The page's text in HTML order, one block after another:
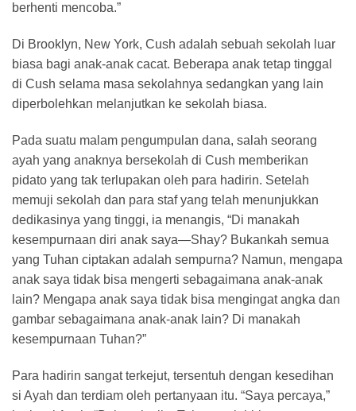
berhenti mencoba.”
Di Brooklyn, New York, Cush adalah sebuah sekolah luar
biasa bagi anak-anak cacat. Beberapa anak tetap tinggal
di Cush selama masa sekolahnya sedangkan yang lain
diperbolehkan melanjutkan ke sekolah biasa.
Pada suatu malam pengumpulan dana, salah seorang
ayah yang anaknya bersekolah di Cush memberikan
pidato yang tak terlupakan oleh para hadirin. Setelah
memuji sekolah dan para staf yang telah menunjukkan
dedikasinya yang tinggi, ia menangis, “Di manakah
kesempurnaan diri anak saya—Shay? Bukankah semua
yang Tuhan ciptakan adalah sempurna? Namun, mengapa
anak saya tidak bisa mengerti sebagaimana anak-anak
lain? Mengapa anak saya tidak bisa mengingat angka dan
gambar sebagaimana anak-anak lain? Di manakah
kesempurnaan Tuhan?”
Para hadirin sangat terkejut, tersentuh dengan kesedihan
si Ayah dan terdiam oleh pertanyaan itu. “Saya percaya,”